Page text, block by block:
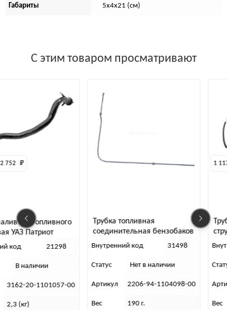
Габариты 5х4х21 (см)
С этим товаром просматривают
00
Трубка топливная
соединительная бензобаков
Внутренний код 31498
Статус Нет в наличии
Артикул 2206-94-1104098-00
Трубка топливная
струйному насосу
1 117 ₽
Внутренний код
Статус В
Артикул 2206-94-